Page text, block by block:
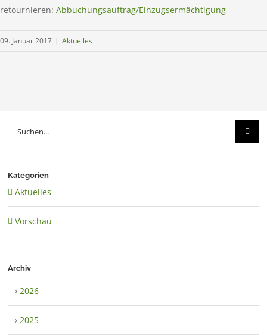
retournieren: Abbuchungsauftrag/Einzugsermächtigung
09. Januar 2017 | Aktuelles
Suche
nach:
Kategorien
Aktuelles
Vorschau
Archiv
›2026
›2025